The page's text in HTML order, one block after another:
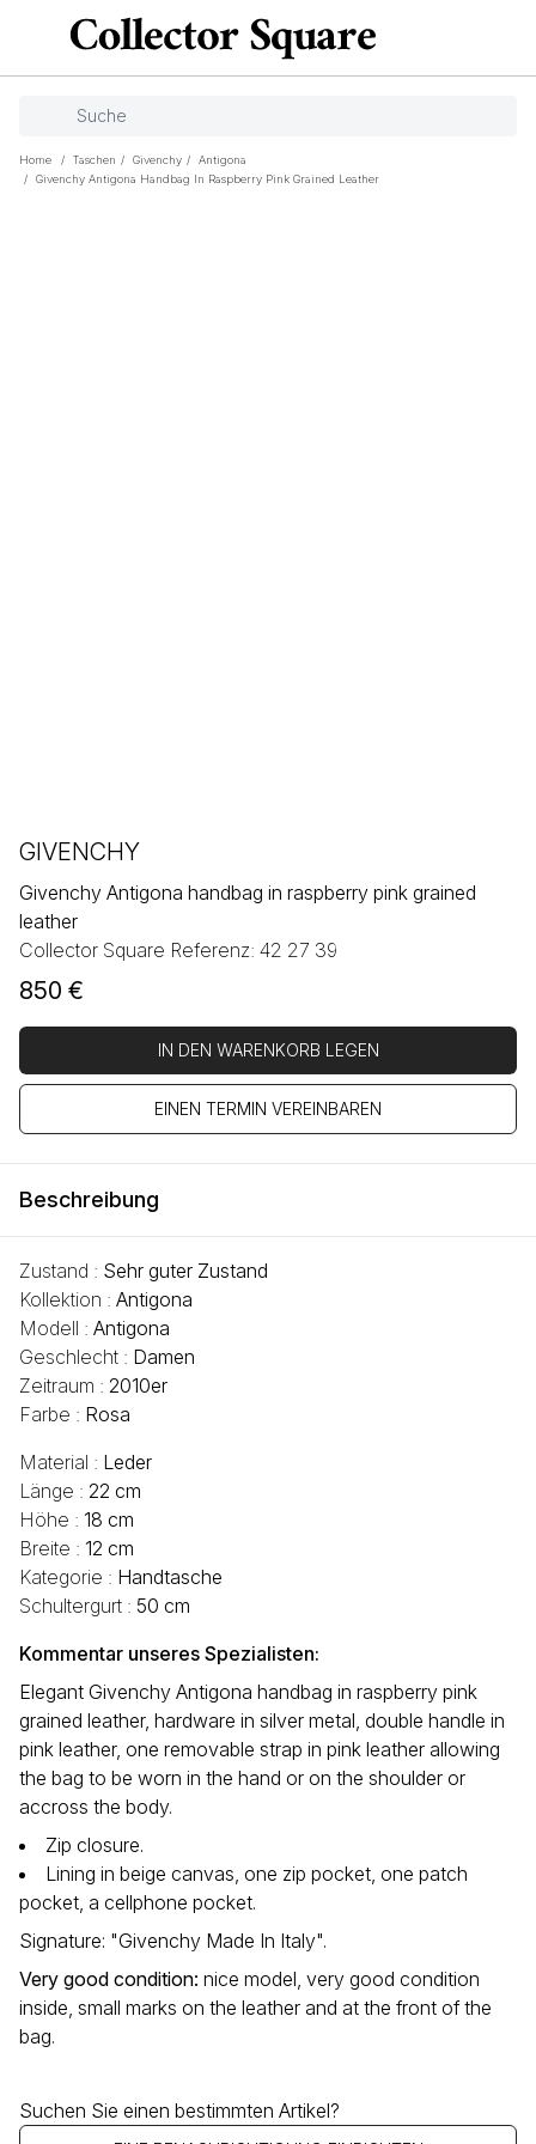
Home / Taschen / Givenchy /
Antigona
/
Givenchy Antigona Handbag In Raspberry Pink Grained Leather
GIVENCHY
Givenchy Antigona handbag in raspberry pink grained
leather
Collector Square Referenz: 42 27 39
850 €
IN DEN WARENKORB LEGEN
EINEN TERMIN VEREINBAREN
Beschreibung
Zustand : Sehr guter Zustand
Kollektion : Antigona
Modell : Antigona
Geschlecht : Damen
Zeitraum : 2010er
Farbe : Rosa
Material : Leder
Länge : 22 cm
Höhe : 18 cm
Breite : 12 cm
Kategorie : Handtasche
Schultergurt : 50 cm
Kommentar unseres Spezialisten:
Elegant Givenchy Antigona handbag in raspberry pink
grained leather, hardware in silver metal, double handle in
pink leather, one removable strap in pink leather allowing
the bag to be worn in the hand or on the shoulder or
accross the body.
Zip closure.
Lining in beige canvas, one zip pocket, one patch
pocket, a cellphone pocket.
Signature: "Givenchy Made In Italy".
Very good condition: nice model, very good condition
inside, small marks on the leather and at the front of the
bag.
Suchen Sie einen bestimmten Artikel?